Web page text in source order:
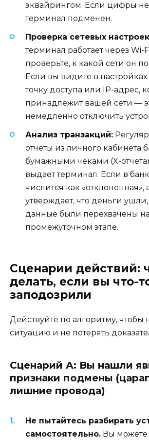
эквайрингом. Если цифры
терминал подменен.
Проверка сетевых
терминал работает через
проверьте, к какой сети он
Если вы видите в
точку доступа или IP-адрес,
принадлежит вашей сети —
немедленно отключить
Анализ транзакций:
отчеты из личного кабинета
бумажными чеками (X-
выдает терминал. Если в
числится как «отклоненная»,
утверждает, что деньги
данные были перехвачены на
промежуточном этапе.
Сценарии действий:
делать, если вы что-
заподозрили
Действуйте по алгоритму, чтобы
ситуацию и не потерять
Сценарий А: Вы нашли
признаки подмены
лишние провода)
Не пытайтесь разбирать
самостоятельно. Вы можете